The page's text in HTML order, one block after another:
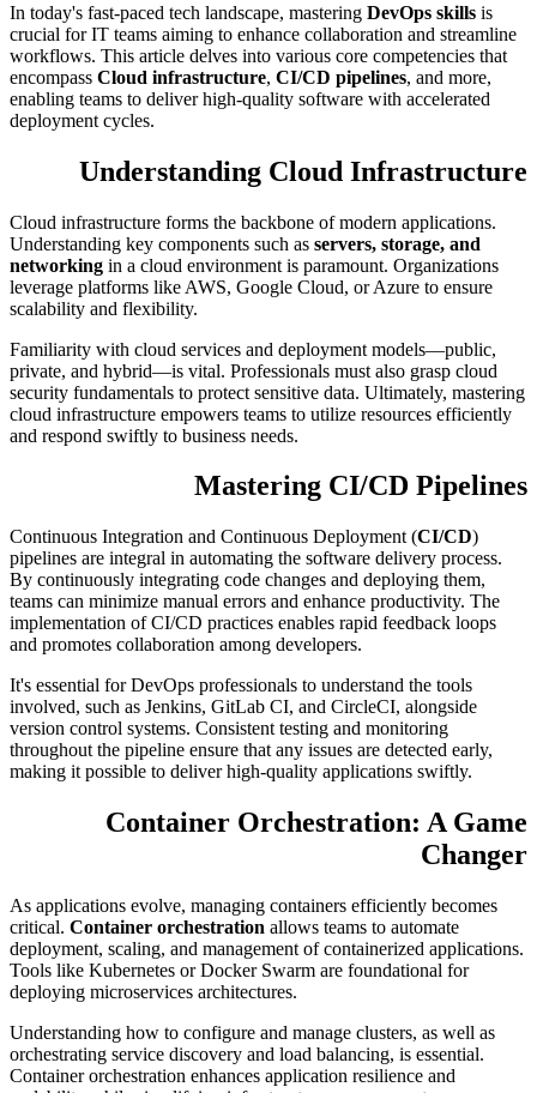
In today's fast-paced tech landscape, mastering DevOps skills is
crucial for IT teams aiming to enhance collaboration and streamline
workflows. This article delves into various core competencies that
encompass Cloud infrastructure, CI/CD pipelines, and more,
enabling teams to deliver high-quality software with accelerated
deployment cycles.
Understanding Cloud Infrastructure
Cloud infrastructure forms the backbone of modern applications.
Understanding key components such as servers, storage, and
networking in a cloud environment is paramount. Organizations
leverage platforms like AWS, Google Cloud, or Azure to ensure
scalability and flexibility.
Familiarity with cloud services and deployment models—public,
private, and hybrid—is vital. Professionals must also grasp cloud
security fundamentals to protect sensitive data. Ultimately, mastering
cloud infrastructure empowers teams to utilize resources efficiently
and respond swiftly to business needs.
Mastering CI/CD Pipelines
Continuous Integration and Continuous Deployment (CI/CD)
pipelines are integral in automating the software delivery process.
By continuously integrating code changes and deploying them,
teams can minimize manual errors and enhance productivity. The
implementation of CI/CD practices enables rapid feedback loops
and promotes collaboration among developers.
It's essential for DevOps professionals to understand the tools
involved, such as Jenkins, GitLab CI, and CircleCI, alongside
version control systems. Consistent testing and monitoring
throughout the pipeline ensure that any issues are detected early,
making it possible to deliver high-quality applications swiftly.
Container Orchestration: A Game
Changer
As applications evolve, managing containers efficiently becomes
critical. Container orchestration allows teams to automate
deployment, scaling, and management of containerized applications.
Tools like Kubernetes or Docker Swarm are foundational for
deploying microservices architectures.
Understanding how to configure and manage clusters, as well as
orchestrating service discovery and load balancing, is essential.
Container orchestration enhances application resilience and